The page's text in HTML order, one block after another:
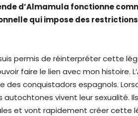
d’Almamula fonctionne
qui impose des
permis de réinterpréter cette
faire le lien avec mon histoire. L’
des conquistadors espagnols.
autochtones vivent leur sexualité.
et vont rapidement créer cette